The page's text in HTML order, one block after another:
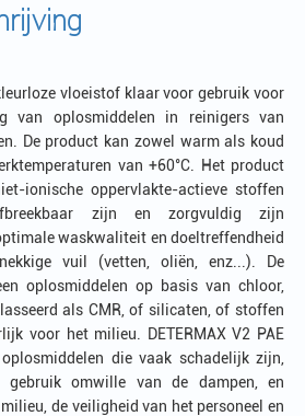
vloeistof klaar voor gebruik voor
van oplosmiddelen in reinigers van
De product kan zowel warm als koud
van +60°C. Het product
ionische oppervlakte-actieve stoffen
zijn en zorgvuldig zijn
waskwaliteit en doeltreffendheid
vuil (vetten, oliën, enz...). De
oplosmiddelen op basis van chloor,
als CMR, of silicaten, of stoffen
voor het milieu. DETERMAX V2 PAE
die vaak schadelijk zijn,
gebruik omwille van de dampen, en
de veiligheid van het personeel en